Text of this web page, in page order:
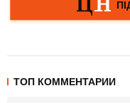
ТОП КОММЕНТАРИИ